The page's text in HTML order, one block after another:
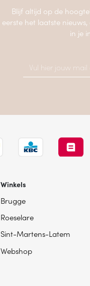
Blijf altijd op de
eerste het laatste
in je
Winkels
Brugge
Roeselare
Sint-Martens-Latem
Webshop